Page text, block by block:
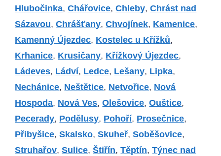
Hlubočinka,Chářovice,Chleby,Chrást nad
Sázavou,Chrášťany,Chvojínek, Kamenice,
Kamenný Újezdec, Kostelec u Křížků,
Krhanice, Krusičany, Křížkový Újezdec,
Ládeves, Ládví, Ledce, Lešany, Lipka,
Nechánice, Neštětice, Netvořice, Nová
Hospoda, Nová Ves,Olešovice,Ouštice,
Pecerady, Podělusy, Pohoří, Prosečnice,
Přibyšice,Skalsko,Skuheř,Soběšovice,
Struhařov,Sulice,Štiřín,Těptín,Týnec nad